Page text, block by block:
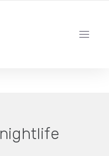
nightlife